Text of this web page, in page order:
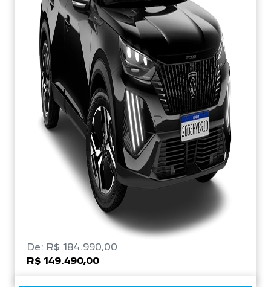
De: R$ 184.990,00
R$ 149.490,00